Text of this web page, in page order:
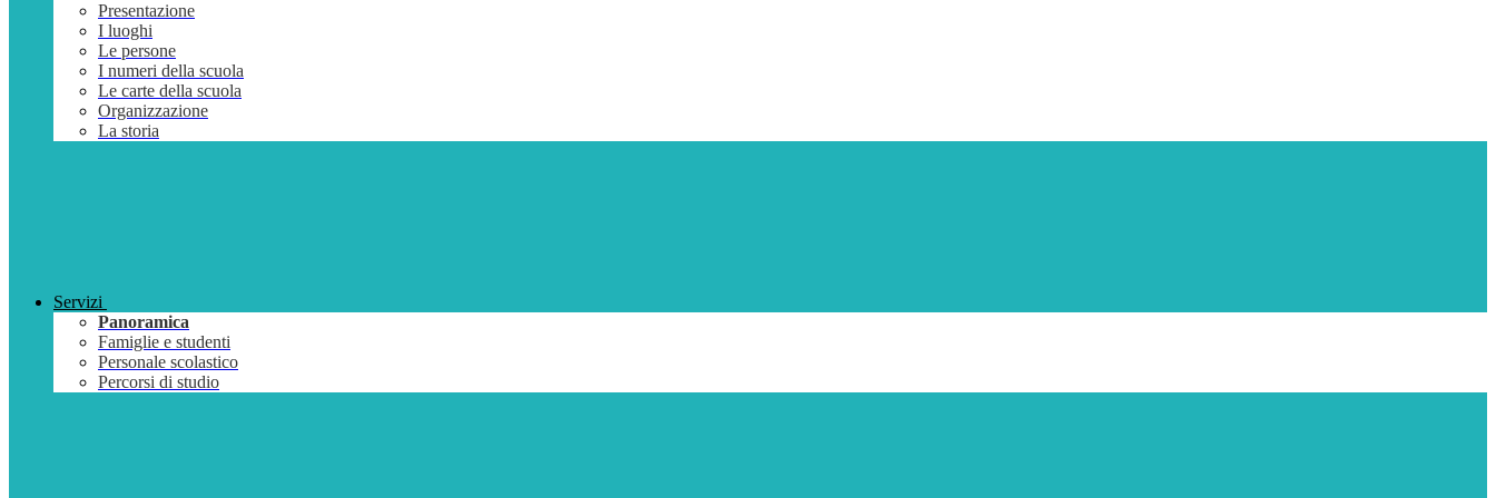
Presentazione
I luoghi
Le persone
I numeri della scuola
Le carte della scuola
Organizzazione
La storia
Servizi
Panoramica
Famiglie e studenti
Personale scolastico
Percorsi di studio